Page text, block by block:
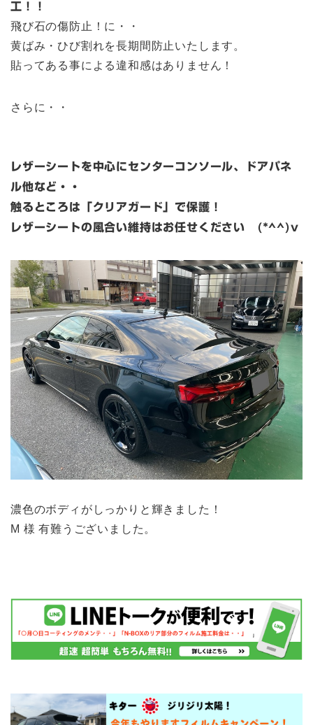
工！！
飛び石の傷防止！に・・
黄ばみ・ひび割れを長期間防止いたします。
貼ってある事による違和感はありません！
さらに・・
レザーシートを中心にセンターコンソール、ドアパネ
ル他など・・
触るところは「クリアガード」で保護！
レザーシートの風合い維持はお任せください (*^^)v
濃色のボディがしっかりと輝きました！
M 様 有難うございました。